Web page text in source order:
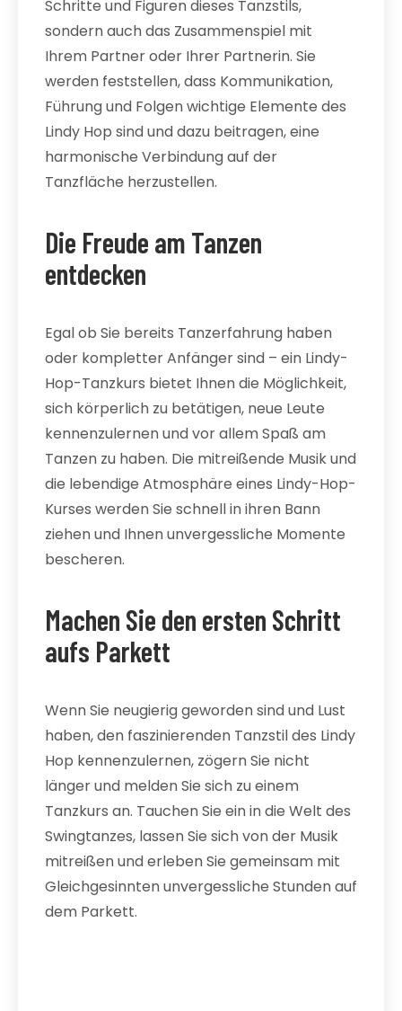
Schritte und Figuren dieses Tanzstils,
sondern auch das Zusammenspiel mit
Ihrem Partner oder Ihrer Partnerin. Sie
werden feststellen, dass Kommunikation,
Führung und Folgen wichtige Elemente des
Lindy Hop sind und dazu beitragen, eine
harmonische Verbindung auf der
Tanzfläche herzustellen.
Die Freude am Tanzen
entdecken
Egal ob Sie bereits Tanzerfahrung haben
oder kompletter Anfänger sind – ein Lindy-
Hop-Tanzkurs bietet Ihnen die Möglichkeit,
sich körperlich zu betätigen, neue Leute
kennenzulernen und vor allem Spaß am
Tanzen zu haben. Die mitreißende Musik und
die lebendige Atmosphäre eines Lindy-Hop-
Kurses werden Sie schnell in ihren Bann
ziehen und Ihnen unvergessliche Momente
bescheren.
Machen Sie den ersten Schritt
aufs Parkett
Wenn Sie neugierig geworden sind und Lust
haben, den faszinierenden Tanzstil des Lindy
Hop kennenzulernen, zögern Sie nicht
länger und melden Sie sich zu einem
Tanzkurs an. Tauchen Sie ein in die Welt des
Swingtanzes, lassen Sie sich von der Musik
mitreißen und erleben Sie gemeinsam mit
Gleichgesinnten unvergessliche Stunden auf
dem Parkett.